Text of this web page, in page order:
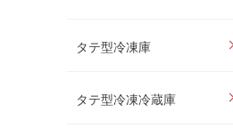
タテ型冷凍庫
タテ型冷凍冷蔵庫